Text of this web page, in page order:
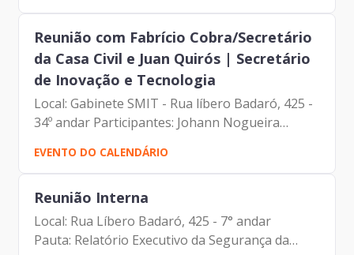
de Azevedo Farias...
Reunião com Fabrício Cobra/Secretário
da Casa Civil e Juan Quirós | Secretário
de Inovação e Tecnologia
Local: Gabinete SMIT - Rua líbero Badaró, 425 -
34º andar Participantes: Johann Nogueira
(Diretor-Presidente da Prodam) Juan Quirós
(Secretário de Inovação e Tecnologia) Fabrício
Cobra (Secretário...
EVENTO DO CALENDÁRIO
Reunião Interna
Local: Rua Líbero Badaró, 425 - 7° andar
Pauta: Relatório Executivo da Segurança da